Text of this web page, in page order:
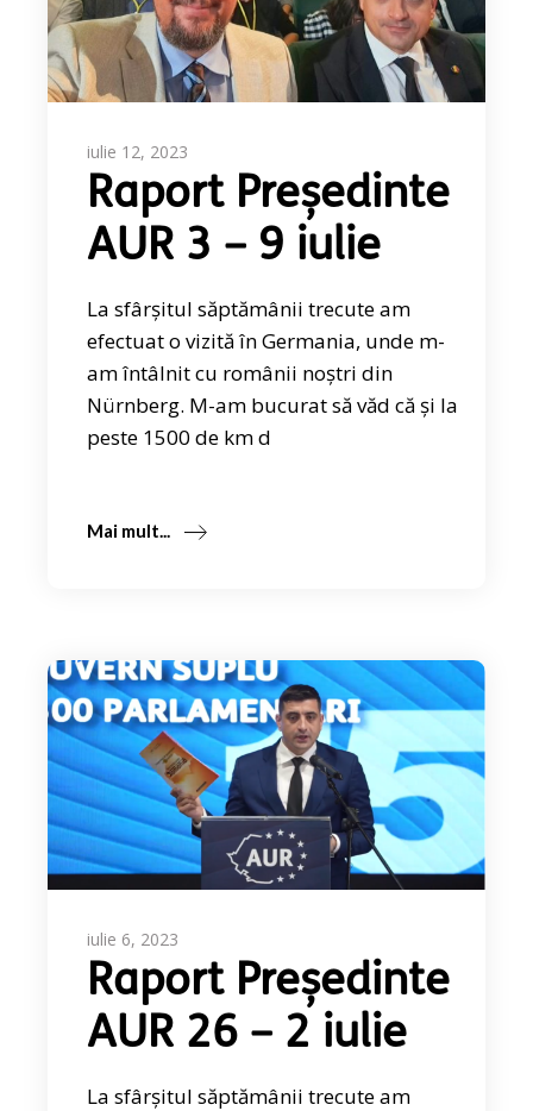
iulie 12, 2023
Raport Președinte
AUR 3 – 9 iulie
La sfârșitul săptămânii trecute am
efectuat o vizită în Germania, unde m-
am întâlnit cu românii noștri din
Nürnberg. M-am bucurat să văd că și la
peste 1500 de km d
Mai mult...
iulie 6, 2023
Raport Președinte
AUR 26 – 2 iulie
La sfârșitul săptămânii trecute am